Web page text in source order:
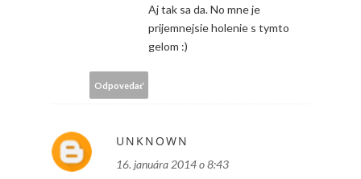
Aj tak sa da. No mne je
prijemnejsie holenie s tymto
gelom :)
Odpovedať
UNKNOWN
16. januára 2014 o 8:43